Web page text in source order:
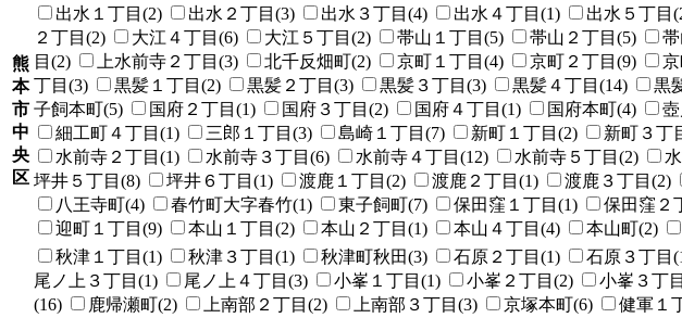
熊
本
市
中
央
区
出水１丁目(2) 出水２丁目(3) 出水３丁目(4) 出水４丁目(1) 出水５丁目
２丁目(2)
大江４丁目(6) 大江５丁目(2) 帯山１丁目(5) 帯山２丁目(5)
目(2)
上水前寺２丁目(3) 北千反畑町(2) 京町１丁目(4) 京町２丁目(9)
丁目(3)
黒髪１丁目(2) 黒髪２丁目(3) 黒髪３丁目(3) 黒髪４丁目(14) 黒
子飼本町(5)
国府２丁目(1) 国府３丁目(2) 国府４丁目(1) 国府本町(4)
細工町４丁目(1)
三郎１丁目(3) 島崎１丁目(7) 新町１丁目(2) 新町３丁
水前寺２丁目(1)
水前寺３丁目(6) 水前寺４丁目(12) 水前寺５丁目(2)
坪井５丁目(8)
坪井６丁目(1) 渡鹿１丁目(2) 渡鹿２丁目(1) 渡鹿３丁目(2)
八王寺町(4)
春竹町大字春竹(1) 東子飼町(7) 保田窪１丁目(1) 保田窪２
迎町１丁目(9)
本山１丁目(2) 本山２丁目(1) 本山４丁目(4) 本山町(2)
秋津１丁目(1) 秋津３丁目(1) 秋津町秋田(3) 石原２丁目(1) 石原３丁目
尾ノ上３丁目(1)
尾ノ上４丁目(3) 小峯１丁目(1) 小峯２丁目(2) 小峯３丁
(16)
鹿帰瀬町(2) 上南部２丁目(2) 上南部３丁目(3) 京塚本町(6) 健軍１